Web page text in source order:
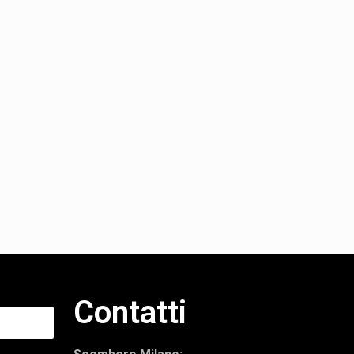
Contatti